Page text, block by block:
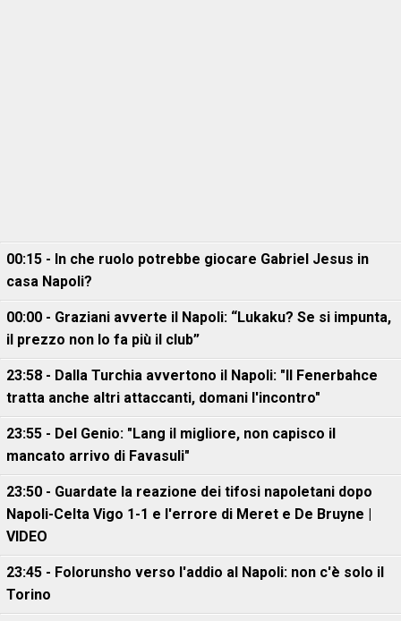
00:15 - In che ruolo potrebbe giocare Gabriel Jesus in
casa Napoli?
00:00 - Graziani avverte il Napoli: “Lukaku? Se si impunta,
il prezzo non lo fa più il club”
23:58 - Dalla Turchia avvertono il Napoli: "Il Fenerbahce
tratta anche altri attaccanti, domani l'incontro"
23:55 - Del Genio: "Lang il migliore, non capisco il
mancato arrivo di Favasuli"
23:50 - Guardate la reazione dei tifosi napoletani dopo
Napoli-Celta Vigo 1-1 e l'errore di Meret e De Bruyne |
VIDEO
23:45 - Folorunsho verso l'addio al Napoli: non c'è solo il
Torino